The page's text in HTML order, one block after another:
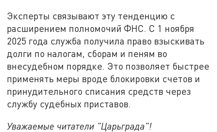
Эксперты связывают эту тенденцию с
расширением полномочий ФНС. С 1 ноября
2025 года служба получила право взыскивать
долги по налогам, сборам и пеням во
внесудебном порядке. Это позволяет быстрее
применять меры вроде блокировки счетов и
принудительного списания средств через
службу судебных приставов.
Уважаемые читатели "Царьграда"!